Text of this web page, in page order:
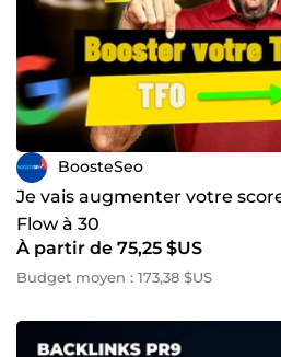
BoosteSeo
Je vais augmenter votre
Flow à 30
À partir de 75,25 $US
Budget moyen : 173,38 $US